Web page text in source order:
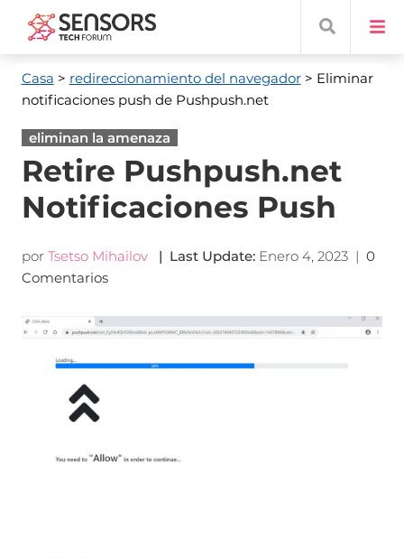
Casa > redireccionamiento del navegador> Eliminar
notificaciones push de Pushpush.net
eliminan la amenaza
Retire Pushpush.net
Notificaciones Push
por Tsetso Mihailov | Last Update: Enero 4, 2023| 0
Comentarios